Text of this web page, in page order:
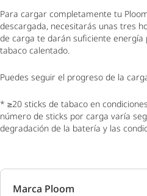
Para cargar completamente tu
descargada, necesitarás unas tres
de carga te darán suficiente
tabaco calentado.
Puedes seguir el progreso de la
* ≥20 sticks de tabaco en
número de sticks por carga varía
degradación de la batería y las
Marca Ploom